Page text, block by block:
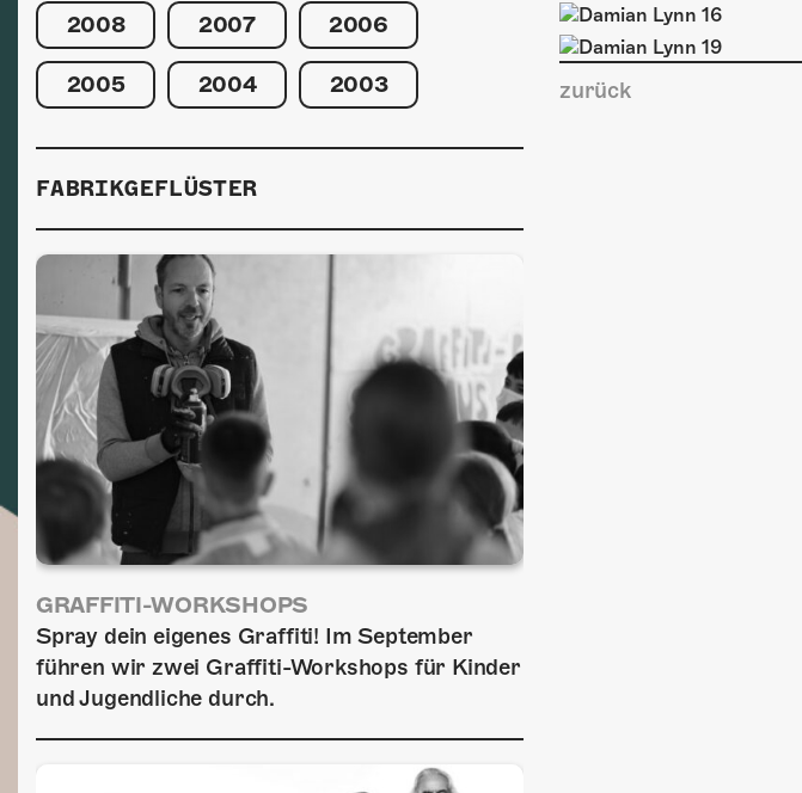
zurück
2008 2007 2006
2005 2004 2003
FABRIKGEFLÜSTER
GRAFFITI-WORKSHOPS
Spray dein eigenes Graffiti! Im September
führen wir zwei Graffiti-Workshops für Kinder
und Jugendliche durch.